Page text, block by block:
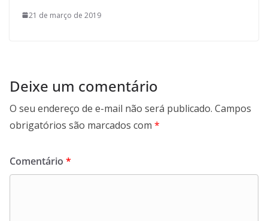
21 de março de 2019
Deixe um comentário
O seu endereço de e-mail não será publicado. Campos
obrigatórios são marcados com *
Comentário *